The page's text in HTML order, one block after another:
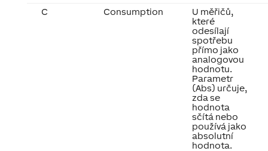
C
Consumption
U měřičů,
které
odesílají
spotřebu
přímo jako
analogovou
hodnotu.
Parametr
(Abs) určuje,
zda se
hodnota
sčítá nebo
používá jako
absolutní
hodnota.